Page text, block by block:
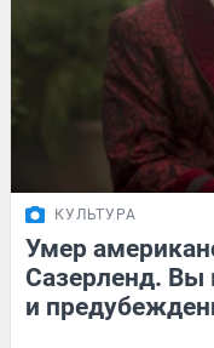
КУЛЬТУРА
Умер
Сазерленд. Вы
и